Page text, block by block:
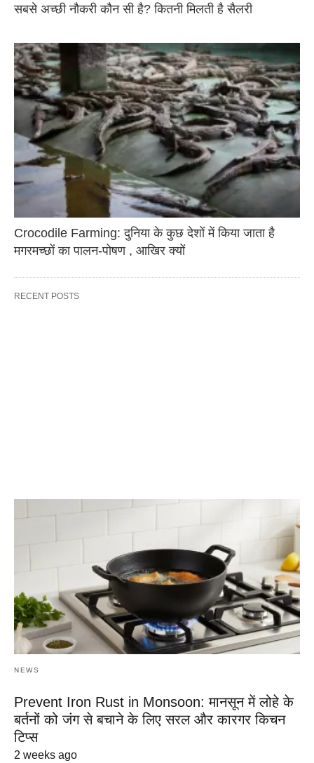
सबसे अच्छी नौकरी कौन सी है? कितनी मिलती है सैलरी
Crocodile Farming: दुनिया के कुछ देशों में किया जाता है
मगरमच्छों का पालन-पोषण , आखिर क्यों
RECENT POSTS
NEWS
Prevent Iron Rust in Monsoon: मानसून में लोहे के
बर्तनों को जंग से बचाने के लिए सरल और कारगर किचन
टिप्स
2 weeks ago